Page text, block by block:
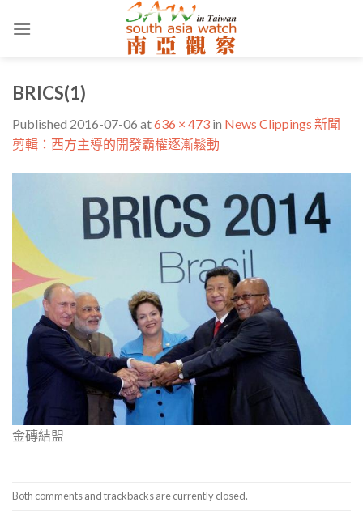
BRICS(1)
Published 2016-07-06 at636 × 473 in News Clippings 新聞
剪輯：西方主導的開發霸權逐漸鬆動
金磚結盟
Both comments and trackbacks are currently closed.